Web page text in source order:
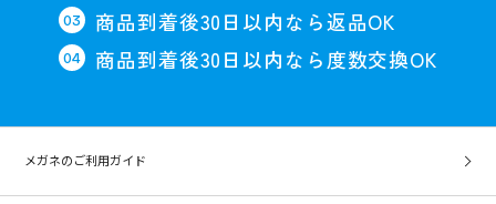
商品到着後30日以内なら返品OK
商品到着後30日以内なら度数交換OK
メガネのご利用ガイド